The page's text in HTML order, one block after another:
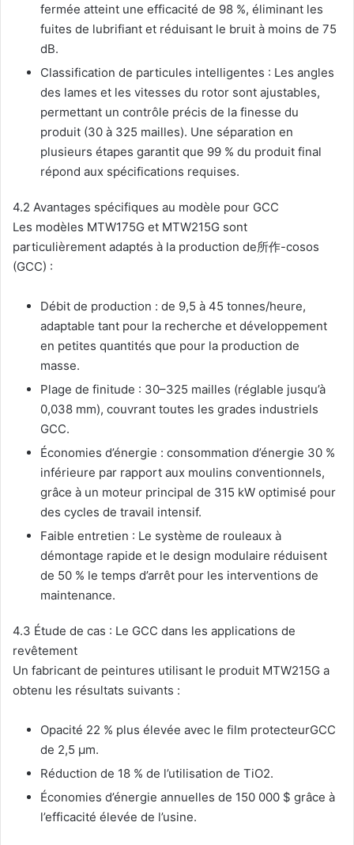
fermée atteint une efficacité de 98 %, éliminant les
fuites de lubrifiant et réduisant le bruit à moins de 75
dB.
Classification de particules intelligentes : Les angles
des lames et les vitesses du rotor sont ajustables,
permettant un contrôle précis de la finesse du
produit (30 à 325 mailles). Une séparation en
plusieurs étapes garantit que 99 % du produit final
répond aux spécifications requises.
4.2 Avantages spécifiques au modèle pour GCC
Les modèles MTW175G et MTW215G sont
particulièrement adaptés à la production de所作-cosos
(GCC) :
Débit de production : de 9,5 à 45 tonnes/heure,
adaptable tant pour la recherche et développement
en petites quantités que pour la production de
masse.
Plage de finitude : 30–325 mailles (réglable jusqu’à
0,038 mm), couvrant toutes les grades industriels
GCC.
Économies d’énergie : consommation d’énergie 30 %
inférieure par rapport aux moulins conventionnels,
grâce à un moteur principal de 315 kW optimisé pour
des cycles de travail intensif.
Faible entretien : Le système de rouleaux à
démontage rapide et le design modulaire réduisent
de 50 % le temps d’arrêt pour les interventions de
maintenance.
4.3 Étude de cas : Le GCC dans les applications de
revêtement
Un fabricant de peintures utilisant le produit MTW215G a
obtenu les résultats suivants :
Opacité 22 % plus élevée avec le film protecteurGCC
de 2,5 µm.
Réduction de 18 % de l’utilisation de TiO2.
Économies d’énergie annuelles de 150 000 $ grâce à
l’efficacité élevée de l’usine.